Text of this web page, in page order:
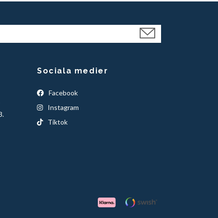
Sociala medier
Facebook
Instagram
Tiktok